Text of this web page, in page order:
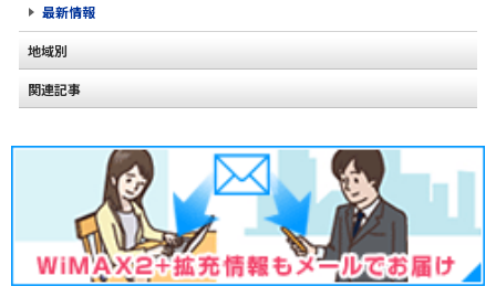
最新情報
地域別
北海道
甲信越
北陸
関連記事
2020年1月(2)
2019年12月(2)
2019年11月(2)
2019年10月(1)